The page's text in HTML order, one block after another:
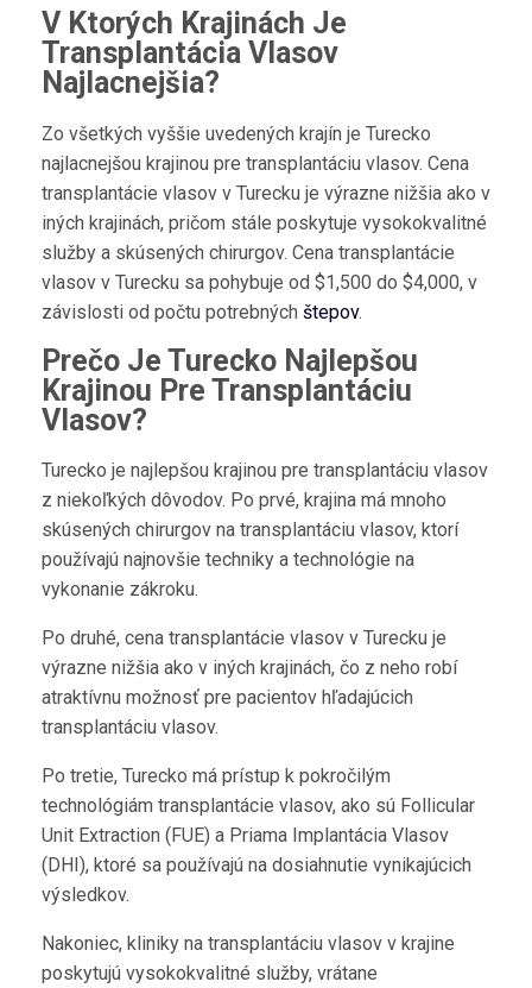
V Ktorých Krajinách Je
Transplantácia Vlasov
Najlacnejšia?
Zo všetkých vyššie uvedených krajín je Turecko
najlacnejšou krajinou pre transplantáciu vlasov. Cena
transplantácie vlasov v Turecku je výrazne nižšia ako v
iných krajinách, pričom stále poskytuje vysokokvalitné
služby a skúsených chirurgov. Cena transplantácie
vlasov v Turecku sa pohybuje od $1,500 do $4,000, v
závislosti od počtu potrebných štepov.
Prečo Je Turecko Najlepšou
Krajinou Pre Transplantáciu
Vlasov?
Turecko je najlepšou krajinou pre transplantáciu vlasov
z niekoľkých dôvodov. Po prvé, krajina má mnoho
skúsených chirurgov na transplantáciu vlasov, ktorí
používajú najnovšie techniky a technológie na
vykonanie zákroku.
Po druhé, cena transplantácie vlasov v Turecku je
výrazne nižšia ako v iných krajinách, čo z neho robí
atraktívnu možnosť pre pacientov hľadajúcich
transplantáciu vlasov.
Po tretie, Turecko má prístup k pokročilým
technológiám transplantácie vlasov, ako sú Follicular
Unit Extraction (FUE) a Priama Implantácia Vlasov
(DHI), ktoré sa používajú na dosiahnutie vynikajúcich
výsledkov.
Nakoniec, kliniky na transplantáciu vlasov v krajine
poskytujú vysokokvalitné služby, vrátane